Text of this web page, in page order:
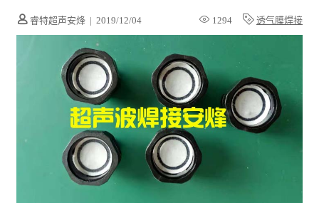
睿特超声安烽 | 2019/12/04 1294 透气膜焊接